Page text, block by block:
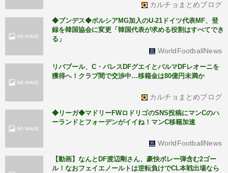
カルチョまとめブログ
◆ブンデス◆ボルシアMG加入のU-21ドイツ代表MF、登
録を韓国協会に変更「韓国代表が求める役割はすべてでき
る」
WorldFootballNews
リバプール、C・パレスDFグエイとパルマDFレオーニを
獲得へ！クラブ間で交渉中…移籍金は80億円未満か
カルチョまとめブログ
◆リーガ◆マドリーFWロドリゴのSNS投稿にマンCのハ
ーランドとフォーデンがイイね！マンC移籍加速
WorldFootballNews
【動画】なんとDF渡辺剛さん、豪快ボレー弾含む2ゴー
ル！なおフェイエノールトは逆転負けでCL本戦出場なら